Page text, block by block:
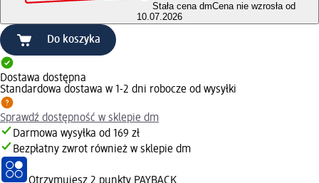
Stała cena dmCena nie wzrosła od
10.07.2026
Do koszyka
Dostawa dostępna
Standardowa dostawa w 1-2 dni robocze od wysyłki
Sprawdź dostępność w sklepie dm
Darmowa wysyłka od 169 zł
Bezpłatny zwrot również w sklepie dm